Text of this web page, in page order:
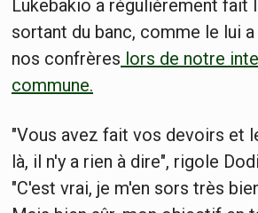
Lukebakio a régulièrement fait
sortant du banc, comme le lui
nos confrères lors de notre
commune.
"Vous avez fait vos devoirs et
là, il n'y a rien à dire", rigole
"C'est vrai, je m'en sors très